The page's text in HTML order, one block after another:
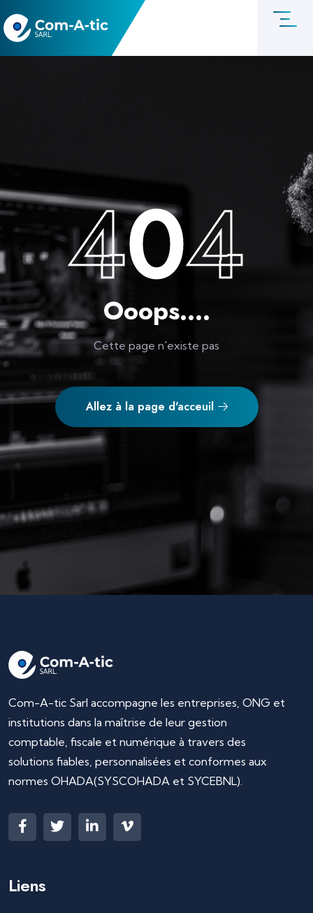
404
Ooops....
Cette page n'existe pas
Allez à la page d'acceuil
Com-A-tic Sarl accompagne les entreprises, ONG et
institutions dans la maîtrise de leur gestion
comptable, fiscale et numérique à travers des
solutions fiables, personnalisées et conformes aux
normes OHADA(SYSCOHADA et SYCEBNL).
Liens